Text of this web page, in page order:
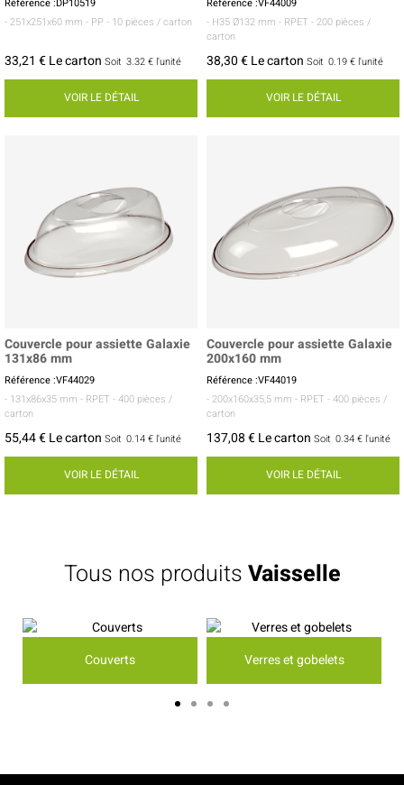
- 251x251x60 mm - PP - 10 pièces / carton
33,21 € Le carton Soit 3.32 € l'unité
VOIR LE DÉTAIL
- H35 Ø132 mm - RPET - 200 pièces /
carton
38,30 € Le carton Soit 0.19 € l'unité
VOIR LE DÉTAIL
Couvercle pour assiette Galaxie
131x86 mm
Référence :VF44029
- 131x86x35 mm - RPET - 400 pièces /
carton
55,44 € Le carton Soit 0.14 € l'unité
VOIR LE DÉTAIL
Couvercle pour assiette Galaxie
200x160 mm
Référence :VF44019
- 200x160x35,5 mm - RPET - 400 pièces /
carton
137,08 € Le carton Soit 0.34 € l'unité
VOIR LE DÉTAIL
Tous nos produitsVaisselle
Couverts Verres et gobelets